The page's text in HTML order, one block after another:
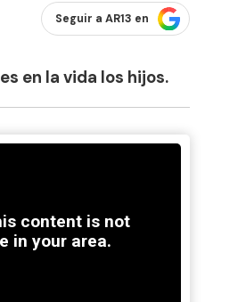
Seguir a AR13 en
en la vida los hijos.